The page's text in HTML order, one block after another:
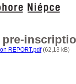
REPORT.pdf(62,13 kB)